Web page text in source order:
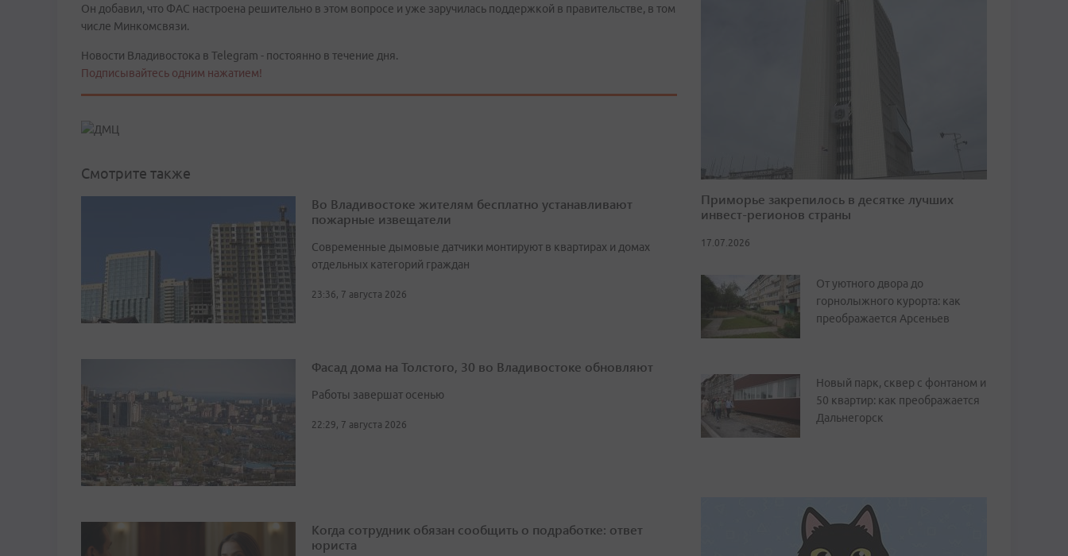
Он добавил, что ФАС настроена решительно в этом вопросе и уже заручилась поддержкой в правительстве, в том
числе Минкомсвязи.
Новости Владивостока в Telegram - постоянно в течение дня.
Подписывайтесь одним нажатием!
Смотрите также
Во Владивостоке жителям бесплатно устанавливают
пожарные извещатели
Современные дымовые датчики монтируют в квартирах и домах
отдельных категорий граждан
23:36, 7 августа 2026
Фасад дома на Толстого, 30 во Владивостоке обновляют
Работы завершат осенью
22:29, 7 августа 2026
Когда сотрудник обязан сообщить о подработке: ответ
юриста
Приморье закрепилось в десятке лучших
инвест-регионов страны
17.07.2026
От уютного двора до
горнолыжного курорта: как
преображается Арсеньев
Новый парк, сквер с фонтаном и
50 квартир: как преображается
Дальнегорск